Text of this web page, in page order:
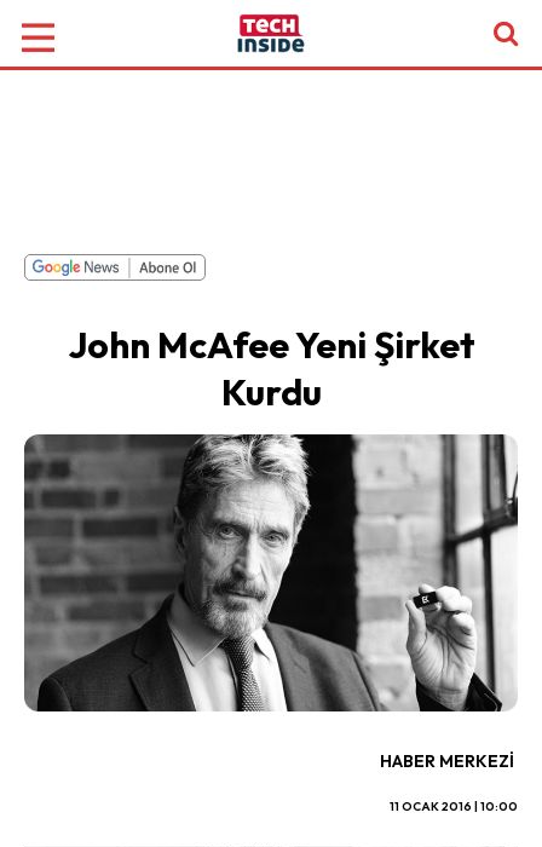
John McAfee Yeni Şirket
Kurdu
HABER MERKEZI
11 OCAK 2016 | 10:00